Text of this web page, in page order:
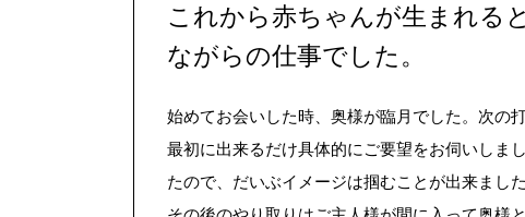
これから赤ちゃんが生まれる
ながらの仕事でした。
始めてお会いした時、奥様が臨月でした。次の
最初に出来るだけ具体的にご要望をお伺いしま
たので、だいぶイメージは掴むことが出来ました